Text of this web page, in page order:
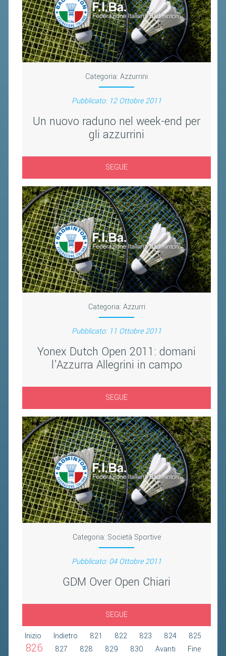
Categoria:Azzurrini
Pubblicato: 12 Ottobre 2011
Un nuovo raduno nel week-end per
gli azzurrini
SEGUE
Categoria: Azzurri
Pubblicato: 11 Ottobre 2011
Yonex Dutch Open 2011: domani
l'Azzurra Allegrini in campo
SEGUE
Categoria: Società Sportive
Pubblicato: 04 Ottobre 2011
GDM Over Open Chiari
SEGUE
Inizio
Indietro 821 822 823 824 825
826 827 828 829 830 Avanti Fine
BANDI DI GARA E CONTRATTI
WHISTLEBLOWING
SPORTELLO FISCALE
NOVITÀ FISCALI
DOCUMENTI E APPROFONDIMENTI
TAPPE REGIONALI AIRBADMINTON
PICKLEBALL
FIBA PICKLEBALL TOUR
CLASSIFICHE PICKLEBALL
BANDI PUBBLICI
RIVISTA BADMANIA
2025
2022
2021
2020
2019
2018